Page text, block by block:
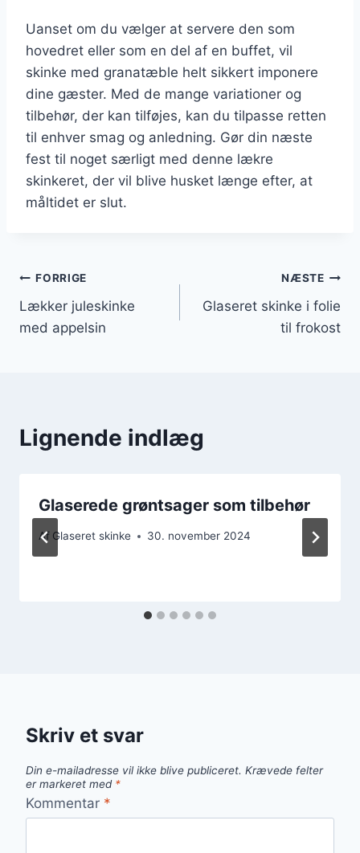
Uanset om du vælger at servere den som
hovedret eller som en del af en buffet, vil
skinke med granatæble helt sikkert imponere
dine gæster. Med de mange variationer og
tilbehør, der kan tilføjes, kan du tilpasse retten
til enhver smag og anledning. Gør din næste
fest til noget særligt med denne lækre
skinkeret, der vil blive husket længe efter, at
måltidet er slut.
Indlægsnavigation
FORRIGE
Lækker juleskinke
med appelsin
NÆSTE
Glaseret skinke i folie
til frokost
Lignende indlæg
Glaserede grøntsager som tilbehør
Af Glaseret skinke 30. november 2024
Skriv et svar
Din e-mailadresse vil ikke blive publiceret. Krævede felter
er markeret med *
Kommentar *